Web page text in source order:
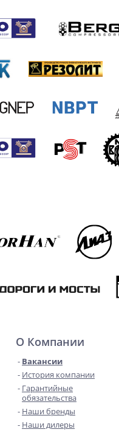
О Компании
Вакансии
История компании
Гарантийные
обязательства
Наши бренды
Наши дилеры